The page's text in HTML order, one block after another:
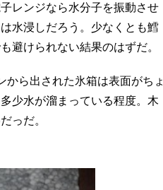
レンジなら水分子を振動させ
水浸しだろう。少なくとも鱈
避けられない結果のはずだ。
ら出された氷箱は表面がちょ
少水が溜まっている程度。木
っだ。